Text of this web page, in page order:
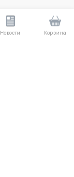
Новости Корзина